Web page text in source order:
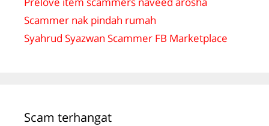
Scammer nak pindah rumah
Syahrud Syazwan Scammer FB Marketplace
Scam terhangat